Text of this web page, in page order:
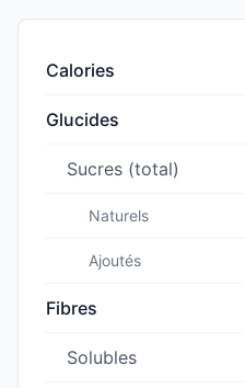
Calories
Glucides
Sucres (total)
Naturels
Ajoutés
Fibres
Solubles